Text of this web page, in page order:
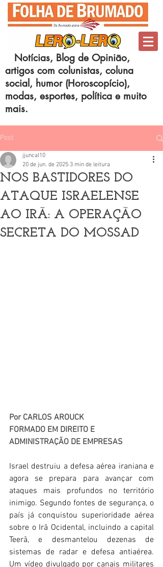
Notícias, Blog de Opinião,
artigos com colunistas, coluna
social, humor (Horoscopício),
modas, esportes, política e muito
mais.
Post
NOS BASTIDORES DO
ATAQUE ISRAELENSE
AO IRÃ: A OPERAÇÃO
SECRETA DO MOSSAD
jjuncal10
20 de jun. de 2025 3 min de leitura
Por CARLOS AROUCK
FORMADO EM DIREITO E
ADMINISTRAÇÃO DE EMPRESAS
Israel destruiu a defesa aérea iraniana e
agora se prepara para avançar com
ataques mais profundos no território
inimigo. Segundo fontes de segurança, o
país já conquistou superioridade aérea
sobre o Irã Ocidental, incluindo a capital
Teerã, e desmantelou dezenas de
sistemas de radar e defesa antiaérea.
Um vídeo divulgado por canais militares